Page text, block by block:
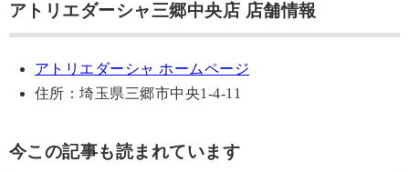
アトリエダーシャ三郷中央店 店舗情報
アトリエダーシャ ホームページ
住所：埼玉県三郷市中央1-4-11
今この記事も読まれています